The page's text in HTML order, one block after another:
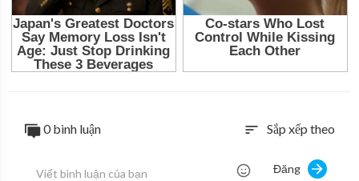
0 bình luận sort Sắp xếp theo
Đăng